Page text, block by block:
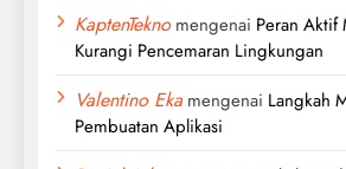
KaptenTeknomengenai Peran Aktif
Kurangi Pencemaran Lingkungan
Valentino Eka mengenai Langkah
Pembuatan Aplikasi